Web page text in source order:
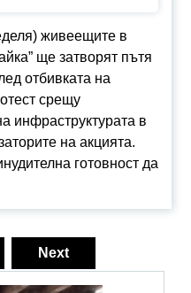
живеещите в
ще затворят пътя
отбивката на
срещу
инфраструктурата в
на акцията.
готовност да
Next